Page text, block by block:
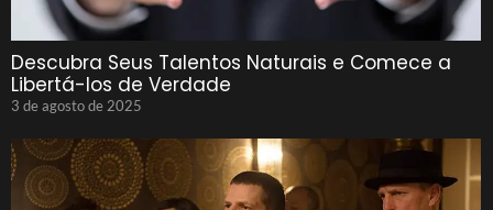
Descubra Seus Talentos Naturais e Comece a
Libertá-los de Verdade
3 de agosto de 2025